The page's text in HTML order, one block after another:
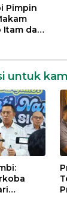
Pimpin
Itam dan
untuk